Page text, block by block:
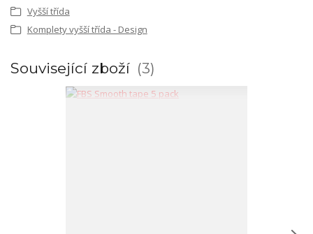
Vyšší třída
Komplety vyšší třída - Design
Související zboží 3